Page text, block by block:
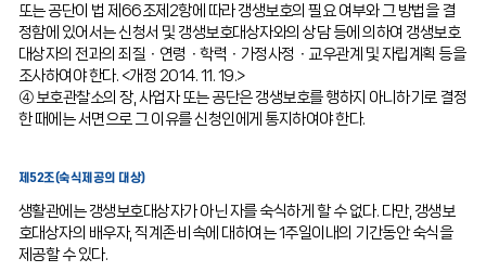
또는 공단이 법 제66조제2항에 따라 갱생보호의 필요 여부와 그 방법을 결
정함에 있어서는 신청서 및 갱생보호대상자와의 상담 등에 의하여 갱생보호
대상자의 전과의 죄질ㆍ연령ㆍ학력ㆍ가정사정ㆍ교우관계 및 자립계획 등을
조사하여야 한다. <개정 2014. 11. 19.>
④ 보호관찰소의 장, 사업자 또는 공단은 갱생보호를 행하지 아니하기로 결정
한 때에는 서면으로 그 이유를 신청인에게 통지하여야 한다.
제52조(숙식제공의 대상)
생활관에는 갱생보호대상자가 아닌 자를 숙식하게 할 수 없다. 다만, 갱생보
호대상자의 배우자, 직계존·비속에 대하여는 1주일이내의 기간동안 숙식을
제공할 수 있다.